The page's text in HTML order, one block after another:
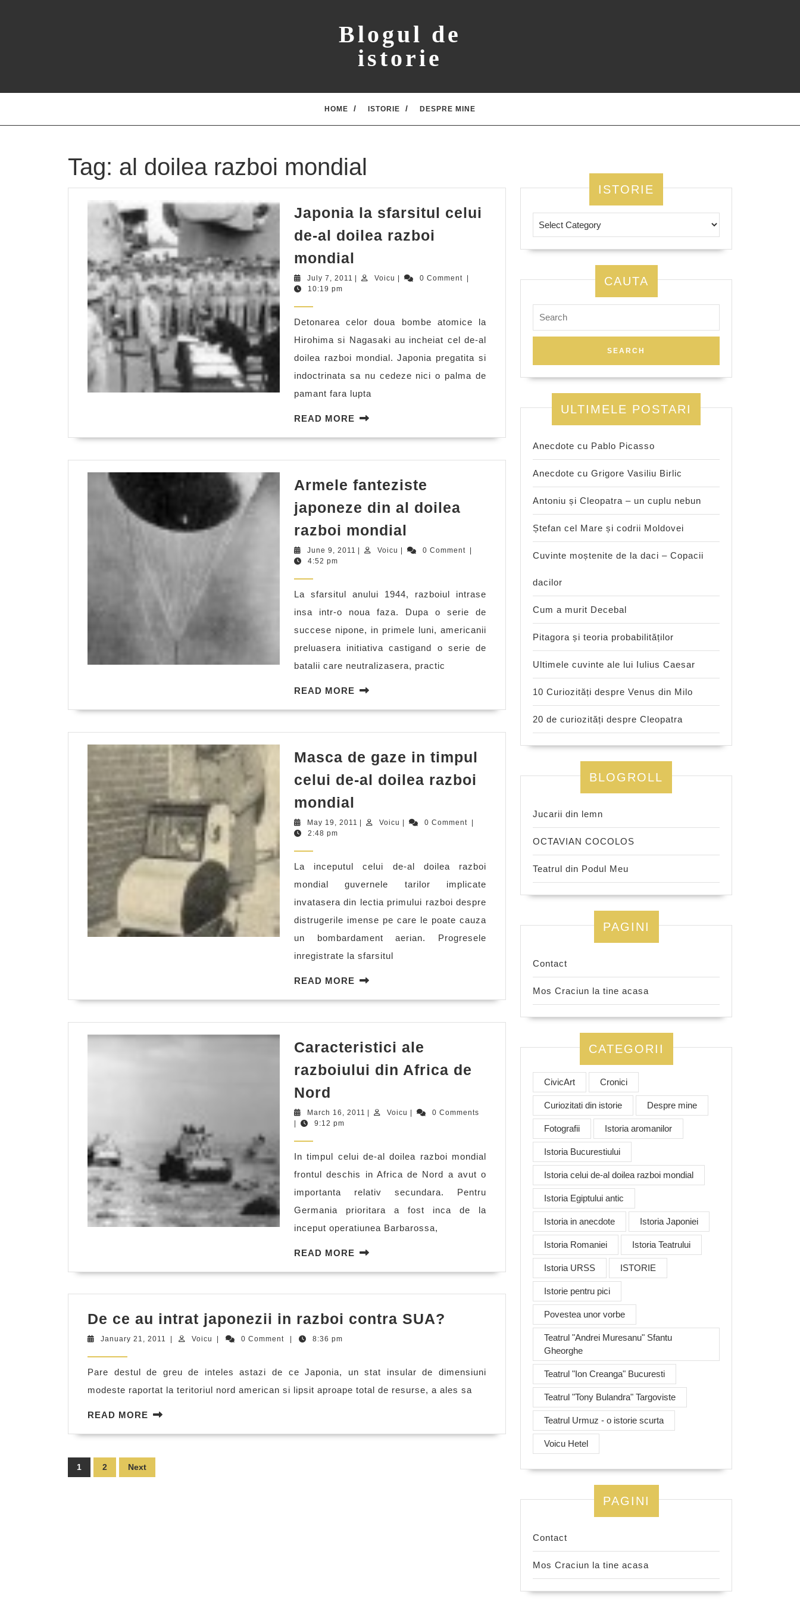
Blogul de
istorie
HOME ISTORIE DESPRE MINE
Tag: al doilea razboi mondial
Japonia la sfarsitul celui
de-al doilea razboi
mondial
la
de-
al
doilea
razboi
mondial
July 7, 2011 July
Voicu Voicu 0 Comment
10:19 pm
Detonarea celor doua bombe atomice la
Hirohima si Nagasaki au incheiat cel de-al
doilea razboi mondial. Japonia pregatita si
indoctrinata sa nu cedeze nici o palma de
pamant fara lupta
READ MORE READ
Armele fanteziste
japoneze din al doilea
razboi mondial
fanteziste
al
doilea
razboi
mondial
June 9, 2011 June
Voicu Voicu 0 Comment
4:52 pm
La sfarsitul anului 1944, razboiul intrase
insa intr-o noua faza. Dupa o serie de
succese nipone, in primele luni, americanii
preluasera initiativa castigand o serie de
batalii care neutralizasera, practic
READ MORE READ
Masca de gaze in timpul
celui de-al doilea razboi
mondial
de
timpul
celui
de-
al
doilea
razboi
mondial
May 19, 2011 May
| Voicu Voicu
| 0 Comment
|
2:48 pm
La inceputul celui de-al doilea razboi
mondial guvernele tarilor implicate
invatasera din lectia primului razboi despre
distrugerile imense pe care le poate cauza
un bombardament aerian. Progresele
inregistrate la sfarsitul
READ MORE READ
Caracteristici ale
razboiului din Africa de
Nord
ale
razboiului
Africa
de
Nord
March 16, 2011 March
| Voicu Voicu
|
0 Comments
|
9:12 pm
In timpul celui de-al doilea razboi mondial
frontul deschis in Africa de Nord a avut o
importanta relativ secundara. Pentru
Germania prioritara a fost inca de la
inceput operatiunea Barbarossa,
READ MORE READ
De ce au intrat japonezii in razboi contra SUA?
intrat
japonezii
contra
January 21, 2011 JanuaryVoicu Voicu 0 Comment 8:36 pm
Pare destul de greu de inteles astazi de ce Japonia, un stat insular de dimensiuni
modeste raportat la teritoriul nord american si lipsit aproape total de resurse, a ales sa
READ MORE READ
Posts
1 2 Next
ISTORIE
CAUTA
for:
ULTIMELE POSTARI
Anecdote cu Pablo Picasso
Anecdote cu Grigore Vasiliu Birlic
Antoniu și Cleopatra – un cuplu nebun
Ștefan cel Mare și codrii Moldovei
Cuvinte moștenite de la daci – Copacii
dacilor
Cum a murit Decebal
Pitagora și teoria probabilităților
Ultimele cuvinte ale lui Iulius Caesar
10 Curiozități despre Venus din Milo
20 de curiozități despre Cleopatra
BLOGROLL
Jucarii din lemn
OCTAVIAN COCOLOS
Teatrul din Podul Meu
PAGINI
Contact
Mos Craciun la tine acasa
CATEGORII
CivicArt Cronici
Curiozitati din istorie Despre mine
Fotografii Istoria aromanilor
Istoria Bucurestiului
Istoria celui de-al doilea razboi mondial
Istoria Egiptului antic
Istoria in anecdote Istoria Japoniei
Istoria Romaniei Istoria Teatrului
Istoria URSS ISTORIE
Istorie pentru pici
Povestea unor vorbe
Teatrul "Andrei Muresanu" Sfantu
Gheorghe
Teatrul "Ion Creanga" Bucuresti
Teatrul "Tony Bulandra" Targoviste
Teatrul Urmuz - o istorie scurta
Voicu Hetel
PAGINI
Contact
Mos Craciun la tine acasa